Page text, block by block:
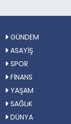
GÜNDEM
ASAYİŞ
SPOR
FİNANS
YAŞAM
SAĞLıK
DÜNYA